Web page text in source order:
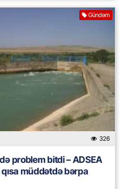
Gündəm
326
problem bitdi – ADSEA
qısa müddətdə bərpa